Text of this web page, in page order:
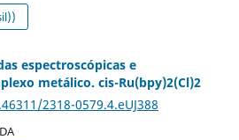
espectroscópicas e
metálico. cis-Ru(bpy)2(Cl)2
2318-0579.4.eUJ388